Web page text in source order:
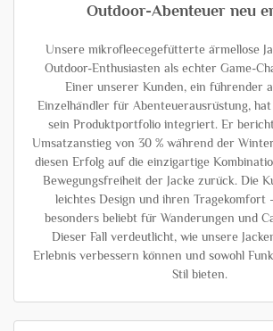
Outdoor-Abenteuer neu
Unsere mikrofleecegefütterte ärmellose
Outdoor-Enthusiasten als echter Game-
Einer unserer Kunden, ein führender
Einzelhändler für Abenteuerausrüstung, hat
sein Produktportfolio integriert. Er
Umsatzanstieg von 30 % während der
diesen Erfolg auf die einzigartige
Bewegungsfreiheit der Jacke zurück. Die
leichtes Design und ihren Tragekomfort
besonders beliebt für Wanderungen und
Dieser Fall verdeutlicht, wie unsere
Erlebnis verbessern können und sowohl
Stil bieten.